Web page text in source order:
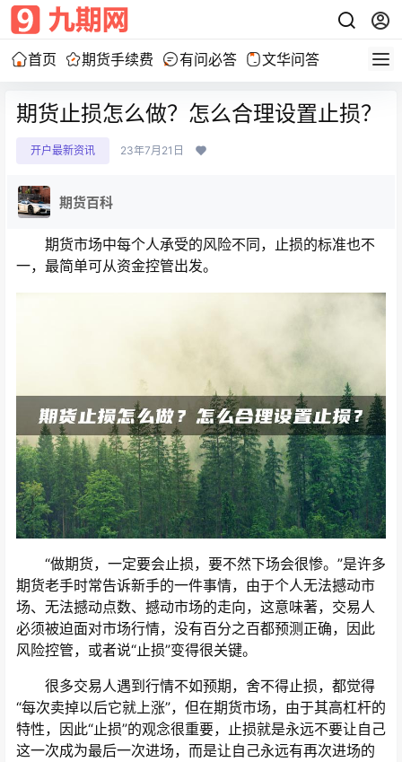
首页 期货手续费 有问必答 文华问答
期货止损怎么做？怎么合理设置止损？
开户最新资讯 23年7月21日
期货百科
期货市场中每个人承受的风险不同，止损的标准也不
一，最简单可从资金控管出发。
“做期货，一定要会止损，要不然下场会很惨。”是许多
期货老手时常告诉新手的一件事情，由于个人无法撼动市
场、无法撼动点数、撼动市场的走向，这意味著，交易人
必须被迫面对市场行情，没有百分之百都预测正确，因此
风险控管，或者说“止损”变得很关键。
很多交易人遇到行情不如预期，舍不得止损，都觉得
“每次卖掉以后它就上涨”，但在期货市场，由于其高杠杆的
特性，因此“止损”的观念很重要，止损就是永远不要让自己
这一次成为最后一次进场，而是让自己永远有再次进场的